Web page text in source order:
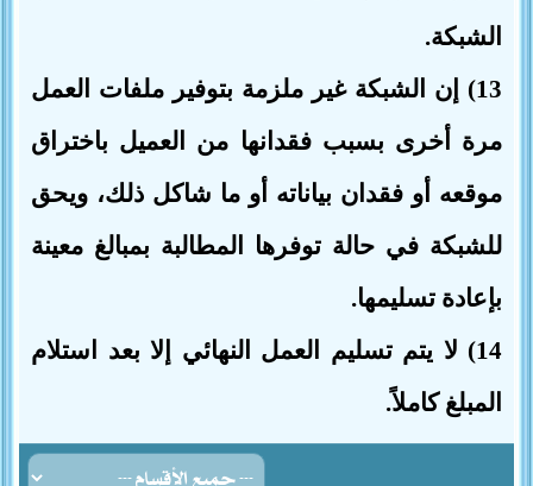
الشبكة.
13) إن الشبكة غير ملزمة بتوفير ملفات العمل
مرة أخرى بسبب فقدانها من العميل باختراق
موقعه أو فقدان بياناته أو ما شاكل ذلك، ويحق
للشبكة في حالة توفرها المطالبة بمبالغ معينة
بإعادة تسليمها.
14) لا يتم تسليم العمل النهائي إلا بعد استلام
المبلغ كاملاً.